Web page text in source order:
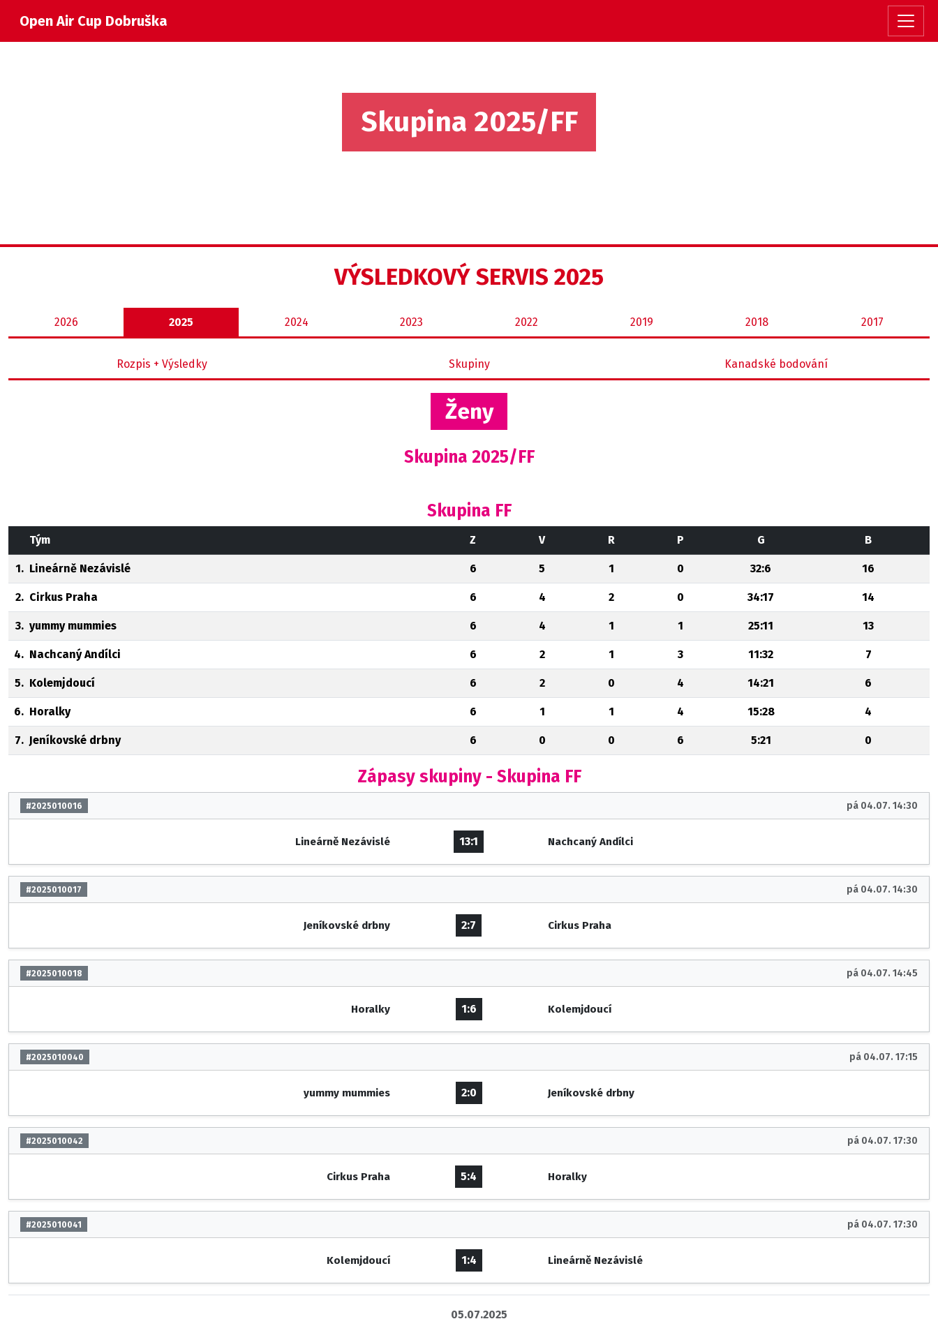
Open Air Cup Dobruška
Skupina 2025/FF
VÝSLEDKOVÝ SERVIS 2025
2026 2025 2024 2023 2022 2019 2018 2017
Rozpis + Výsledky Skupiny Kanadské bodování
Ženy
Skupina 2025/FF
Skupina FF
Tým Z V R P G B
1. Lineárně Nezávislé 6 5 1 0 32:6 16
2. Cirkus Praha 6 4 2 0 34:17 14
3. yummy mummies 6 4 1 1 25:11 13
4. Nachcaný Andílci 6 2 1 3 11:32 7
5. Kolemjdoucí 6 2 0 4 14:21 6
6. Horalky 6 1 1 4 15:28 4
7. Jeníkovské drbny 6 0 0 6 5:21 0
Zápasy skupiny - Skupina FF
#2025010016 pá 04.07. 14:30
Lineárně Nezávislé 13:1 Nachcaný Andílci
#2025010017 pá 04.07. 14:30
Jeníkovské drbny 2:7 Cirkus Praha
#2025010018 pá 04.07. 14:45
Horalky 1:6 Kolemjdoucí
#2025010040 pá 04.07. 17:15
yummy mummies 2:0 Jeníkovské drbny
#2025010042 pá 04.07. 17:30
Cirkus Praha 5:4 Horalky
#2025010041 pá 04.07. 17:30
Kolemjdoucí 1:4 Lineárně Nezávislé
05.07.2025